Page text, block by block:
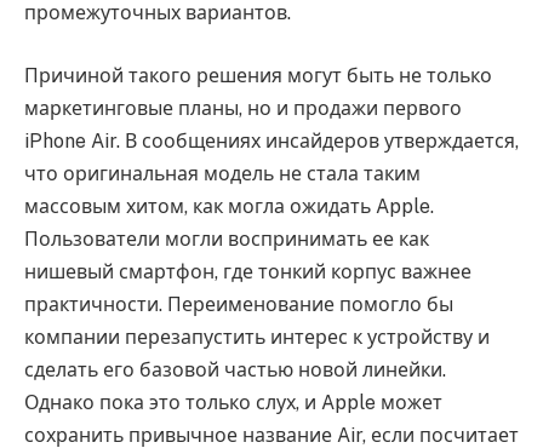
промежуточных вариантов.
Причиной такого решения могут быть не только
маркетинговые планы, но и продажи первого
iPhone Air. В сообщениях инсайдеров утверждается,
что оригинальная модель не стала таким
массовым хитом, как могла ожидать Apple.
Пользователи могли воспринимать ее как
нишевый смартфон, где тонкий корпус важнее
практичности. Переименование помогло бы
компании перезапустить интерес к устройству и
сделать его базовой частью новой линейки.
Однако пока это только слух, и Apple может
сохранить привычное название Air, если посчитает